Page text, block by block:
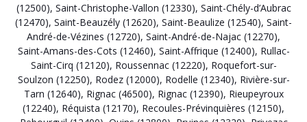
(12500), Saint-Christophe-Vallon (12330), Saint-Chély-d’Aubrac
(12470), Saint-Beauzély (12620), Saint-Beaulize (12540), Saint-
André-de-Vézines (12720), Saint-André-de-Najac (12270),
Saint-Amans-des-Cots (12460), Saint-Affrique (12400), Rullac-
Saint-Cirq (12120), Roussennac (12220), Roquefort-sur-
Soulzon (12250), Rodez (12000), Rodelle (12340), Rivière-sur-
Tarn (12640), Rignac (46500), Rignac (12390), Rieupeyroux
(12240), Réquista (12170), Recoules-Prévinquières (12150),